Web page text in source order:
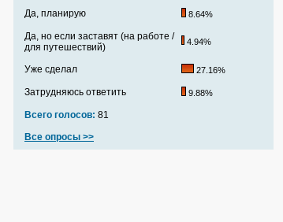
Да, планирую 8.64%
Да, но если заставят (на работе /
для путешествий)
4.94%
Уже сделал 27.16%
Затрудняюсь ответить 9.88%
Всего голосов: 81
Все опросы >>